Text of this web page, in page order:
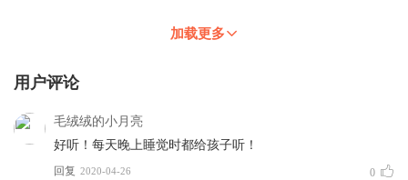
加载更多
用户评论
毛绒绒的小月亮
好听！每天晚上睡觉时都给孩子听！
回复 2020-04-26 0